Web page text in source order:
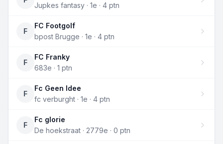
Jupkes fantasy · 1e · 4 ptn
F
FC Footgolf
bpost Brugge · 1e · 4 ptn
F
FC Franky
683e · 1 ptn
F
Fc Geen Idee
fc verburght · 1e · 4 ptn
F
Fc glorie
De hoekstraat · 2779e · 0 ptn